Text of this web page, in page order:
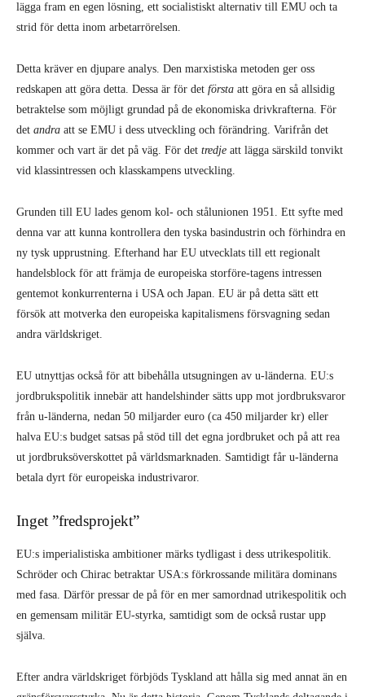
lägga fram en egen lösning, ett socialistiskt alternativ till EMU och ta
strid för detta inom arbetarrörelsen.
Detta kräver en djupare analys. Den marxistiska metoden ger oss
redskapen att göra detta. Dessa är för det första att göra en så allsidig
betraktelse som möjligt grundad på de ekonomiska drivkrafterna. För
det andra att se EMU i dess utveckling och förändring. Varifrån det
kommer och vart är det på väg. För det tredje att lägga särskild tonvikt
vid klassintressen och klasskampens utveckling.
Grunden till EU lades genom kol- och stålunionen 1951. Ett syfte med
denna var att kunna kontrollera den tyska basindustrin och förhindra en
ny tysk upprustning. Efterhand har EU utvecklats till ett regionalt
handelsblock för att främja de europeiska storföre-tagens intressen
gentemot konkurrenterna i USA och Japan. EU är på detta sätt ett
försök att motverka den europeiska kapitalismens försvagning sedan
andra världskriget.
EU utnyttjas också för att bibehålla utsugningen av u-länderna. EU:s
jordbrukspolitik innebär att handelshinder sätts upp mot jordbruksvaror
från u-länderna, nedan 50 miljarder euro (ca 450 miljarder kr) eller
halva EU:s budget satsas på stöd till det egna jordbruket och på att rea
ut jordbruksöverskottet på världsmarknaden. Samtidigt får u-länderna
betala dyrt för europeiska industrivaror.
Inget ”fredsprojekt”
EU:s imperialistiska ambitioner märks tydligast i dess utrikespolitik.
Schröder och Chirac betraktar USA:s förkrossande militära dominans
med fasa. Därför pressar de på för en mer samordnad utrikespolitik och
en gemensam militär EU-styrka, samtidigt som de också rustar upp
själva.
Efter andra världskriget förbjöds Tyskland att hålla sig med annat än en